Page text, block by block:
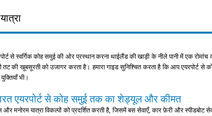
से स्वर्गिक कोह समुई की ओर प्रस्थान करना थाईलैंड की खाड़ी के नीले पानी में एक
तट की खूबसूरती को उजागर करता है। हमारा गाइड सुनिश्चित करता है कि आप एयरपोर्ट
भी।
एयरपोर्ट से कोह समुई तक का शेड्यूल और कीमत
मनोरम यात्रा विकल्पों को प्रदर्शित करती है, जिसमें बस सेवाएँ, कार फ़ेरी और